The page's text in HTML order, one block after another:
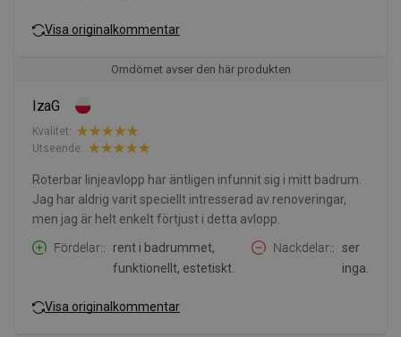
Visa originalkommentar
Omdömet avser den här produkten
IzaG
Kvalitet:
Utseende:
Roterbar linjeavlopp har äntligen infunnit sig i mitt badrum.
Jag har aldrig varit speciellt intresserad av renoveringar,
men jag är helt enkelt förtjust i detta avlopp.
Fördelar:
rent i badrummet,
funktionellt, estetiskt.
Nackdelar:
ser
inga.
Visa originalkommentar